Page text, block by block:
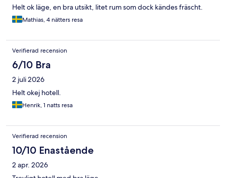
Helt ok läge, en bra utsikt, litet rum som dock kändes fräscht.
Mathias, 4 nätters resa
Verifierad recension
6/10 Bra
2 juli 2026
Helt okej hotell.
Henrik, 1 natts resa
Verifierad recension
10/10 Enastående
2 apr. 2026